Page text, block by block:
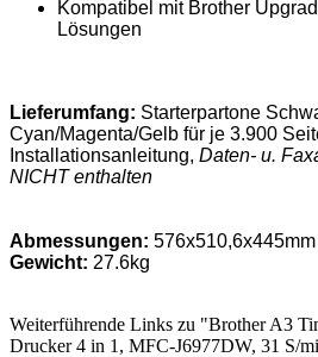
Kompatibel mit Brother
Lösungen
Lieferumfang: Starterpartone
Cyan/Magenta/Gelb für je 3.900
Installationsanleitung, Daten- u.
NICHT enthalten
Abmessungen:
Gewicht: 27.6kg
Weiterführende Links zu "Brother A3
Drucker 4 in 1, MFC-J6977DW, 31 S/